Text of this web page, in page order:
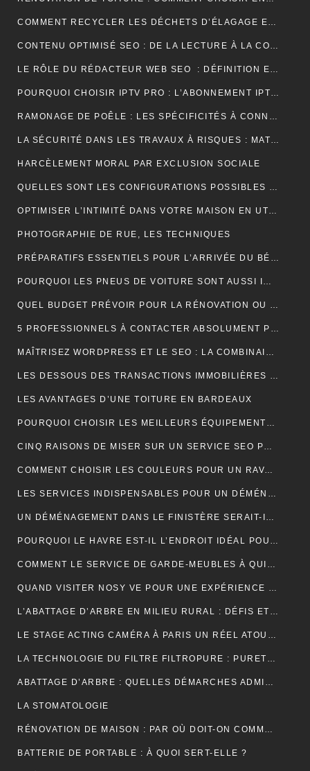
COMMENT RECYCLER LES DÉCHETS D’ÉLAGAGE ET D’ABATTAGE ?
CONTENU OPTIMISÉ SEO : DE LA LECTURE À LA CONVERSION
LE RÔLE DU RÉDACTEUR WEB SEO : DÉFINITION ET EXPLICATIONS
POURQUOI CHOISIR IPTV PRO : L’ABONNEMENT IPTV PREMIUM ULTIME
RAMONAGE DE POÊLE : LES SPÉCIFICITÉS À CONNAÎTRE
LA SÉCURITÉ DANS LES TRAVAUX À RISQUES : MATÉRIEL ET OBLIGATIONS
HARCÈLEMENT MORAL PAR EXCLUSION SOCIALE
QUELLES SONT LES CONFIGURATIONS POSSIBLES POUR UN ÉTABLI D’ATELIER PROFESSIONNEL ?
OPTIMISER L’INTIMITÉ DANS VOTRE MAISON EN UTILISANT DES VOLETS ROULANTS
PHOTOGRAPHIE DE RUE, LES TECHNIQUES
PRÉPARATIFS ESSENTIELS POUR L’ARRIVÉE DU BÉBÉ
POURQUOI LES PNEUS DE VOITURE SONT AUSSI IMPORTANTS ?
QUEL BUDGET PRÉVOIR POUR LA RÉNOVATION OU LA CONSTRUCTION DE LA TOITURE ?
5 PROFESSIONNELS À CONTACTER ABSOLUMENT POUR RÉUSSIR SON MARIAGE
MAÎTRISEZ WORDPRESS ET LE SEO : LA COMBINAISON GAGNANTE POUR VOTRE SITE WEB
LES DESSOUS DES TRANSACTIONS IMMOBILIÈRES DANS LE SECTEUR HÔTELIER
LES AVANTAGES D’UNE TOITURE EN BARDEAUX
POURQUOI CHOISIR LES MEILLEURS ÉQUIPEMENTS D’ISOLATION PHONIQUE POUR TOITURE ?
CINQ RAISONS DE MISER SUR UN SERVICE SEO PROFESSIONNEL
COMMENT CHOISIR LES COULEURS POUR UN RAVALEMENT DE FAÇADE ?
LES SERVICES INDISPENSABLES POUR UN DÉMÉNAGEMENT RÉUSSI EN BRETAGNE
UN DÉMÉNAGEMENT DANS LE FINISTÈRE SERAIT-IL UNE BONNE IDÉE?
POURQUOI LE HAVRE EST-IL L’ENDROIT IDÉAL POUR UN NOUVEAU DÉPART EN 2024 ?
COMMENT LE SERVICE DE GARDE-MEUBLES À QUIMPER PEUT-IL SIMPLIFIER VOTRE DÉMÉNAGEMENT ET PROTÉGER VOS BIENS ?
QUAND VISITER NOSY VE POUR UNE EXPÉRIENCE INOUBLIABLE ?
L’ABATTAGE D’ARBRE EN MILIEU RURAL : DÉFIS ET SOLUTIONS
LE STAGE ACTING CAMÉRA À PARIS UN RÉEL ATOUT POUR VOTRE CARRIÈRE DE COMÉDIEN ?
LA TECHNOLOGIE DU FILTRE FILTROPURE : PURETÉ ET PERFORMANCE
ABATTAGE D’ARBRE : QUELLES DÉMARCHES ADMINISTRATIVES ?
LA STOMATOLOGIE
RÉNOVATION DE MAISON : PAR OÙ DOIT-ON COMMENCER ?
BATTERIE DE PORTABLE : À QUOI SERT-ELLE ?